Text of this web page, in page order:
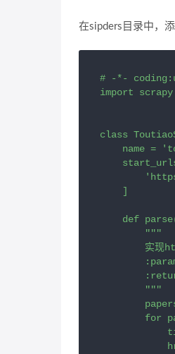
在sipders目录中，
# -*-
import scrapy
class
name =
start_urls
'https://
]
def
"""
实现html
:param
"""
papers =
for
title =
href =